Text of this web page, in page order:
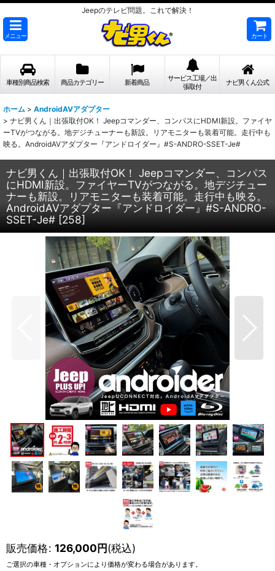
Jeepのテレビ問題。これで解決！
メニュー カート
車種別商品検索 商品カテゴリー 新着商品
サービス工場／出
張取付
ナビ男くん公式
ホーム > AndroidAVアダプター
> ナビ男くん｜出張取付OK！ Jeepコマンダー、コンパスにHDMI新設。ファイヤ
ーTVがつながる。地デジチューナーも新設。リアモニターも装着可能。走行中も
映る。AndroidAVアダプター『アンドロイダー』#S-ANDRO-SSET-Je#
ナビ男くん｜出張取付OK！ Jeepコマンダー、コンパス
にHDMI新設。ファイヤーTVがつながる。地デジチュー
ナーも新設。リアモニターも装着可能。走行中も映る。
AndroidAVアダプター『アンドロイダー』#S-ANDRO-
SSET-Je# [258]
販売価格: 126,000円(税込)